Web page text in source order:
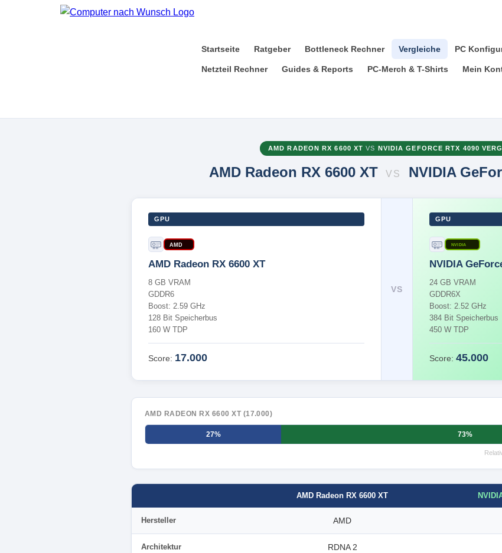
Startseite Ratgeber Bottleneck Rechner Vergleiche PC
Netzteil Rechner Guides & Reports PC-Merch & T-Shirts Mein
AMD RADEON RX 6600 XTVS NVIDIA GEFORCE RTX 4090
AMD Radeon RX 6600 XT VS NVIDIA
GPU
AMD
AMD Radeon RX 6600 XT
8 GB VRAM
GDDR6
Boost: 2.59 GHz
128 Bit Speicherbus
160 W TDP
Score: 17.000
VS
GPU
NVIDIA
NVIDIA
24 GB VRAM
GDDR6X
Boost: 2.52 GHz
384 Bit Speicherbus
450 W TDP
Score:45.000
AMD RADEON RX 6600 XT (17.000)
27% 73%
AMD Radeon RX 6600 XT
Hersteller AMD
Architektur RDNA 2